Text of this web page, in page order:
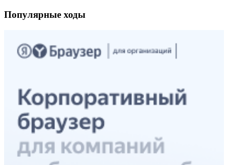
Популярные ходы